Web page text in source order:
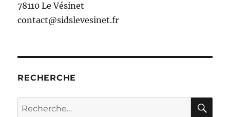
78110 Le Vésinet
contact@sidslevesinet.fr
RECHERCHE
Recherche